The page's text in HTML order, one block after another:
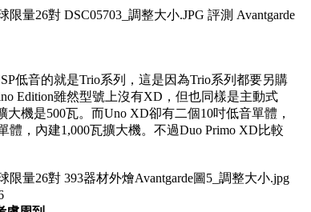
低音的就是Trio系列，這是因為Trio系列都要另購
Edition雖然型號上沒有XD，但也同樣是主動式
機是500瓦。而Uno XD卻有二個10吋低音單體，
，內建1,000瓦擴大機。不過Duo Primo XD比較